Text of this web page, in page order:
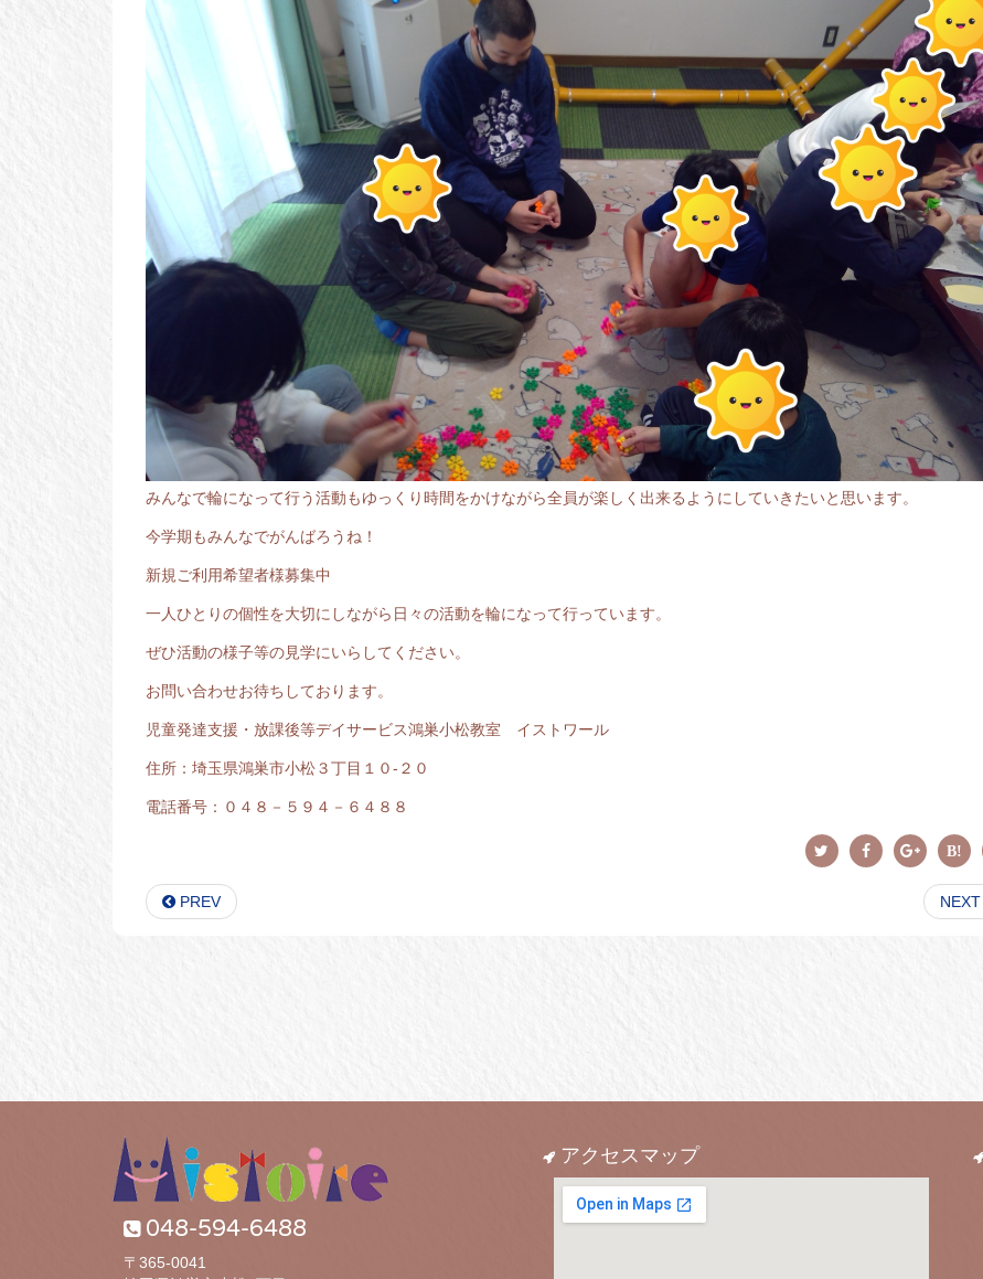
みんなで輪になって行う活動もゆっくり時間をかけながら全員が楽しく出来るようにしていきたいと思います。
今学期もみんなでがんばろうね！
新規ご利用希望者様募集中
一人ひとりの個性を大切にしながら日々の活動を輪になって行っています。
ぜひ活動の様子等の見学にいらしてください。
お問い合わせお待ちしております。
児童発達支援・放課後等デイサービス鴻巣小松教室 イストワール
住所：埼玉県鴻巣市小松３丁目１０-２０
電話番号：０４８－５９４－６４８８
PREV NEXT
048-594-6488
〒365-0041
アクセスマップ